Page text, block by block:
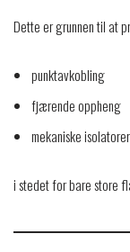
Dette er grunnen til at
punktavkobling
fjærende oppheng
mekaniske isolatorer
i stedet for bare store